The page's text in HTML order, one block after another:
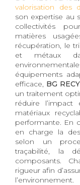
valorisation des
son expertise au
collectivités
matières
récupération, le
et métaux
équipements
efficace, BG
un traitement
réduire
matériaux
performante. En
en charge la
selon un
traçabilité, la
composants.
rigueur afin
l’environnement.